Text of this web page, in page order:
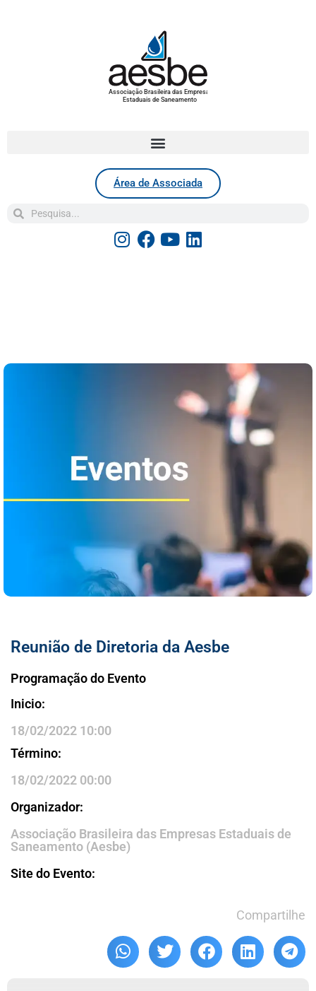
Associação Brasileira das Empresas
Estaduais de Saneamento
Área de Associada
Reunião de Diretoria da Aesbe
Programação do Evento
Inicio:
18/02/2022 10:00
Término:
18/02/2022 00:00
Organizador:
Associação Brasileira das Empresas Estaduais de
Saneamento (Aesbe)
Site do Evento:
Compartilhe